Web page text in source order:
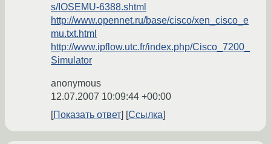
s/IOSEMU-6388.shtml
http://www.opennet.ru/base/cisco/xen_cisco_e
mu.txt.html
http://www.ipflow.utc.fr/index.php/Cisco_7200_
Simulator
anonymous
12.07.2007 10:09:44 +00:00
Показать ответ
Ссылка